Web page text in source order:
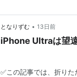
となりずむ • 13日前
iPhone Ultraは望
✅この記事では、折り